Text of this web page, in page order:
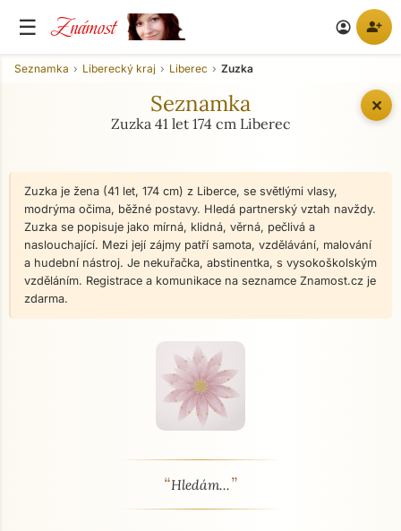
☰ Známost account_circle person_add
✕
Seznamka Liberecký kraj Liberec Zuzka
Seznamka
Zuzka 41 let 174 cm Liberec
Zuzka je žena (41 let, 174 cm) z Liberce, se světlými vlasy,
modrýma očima, běžné postavy. Hledá partnerský vztah navždy.
Zuzka se popisuje jako mírná, klidná, věrná, pečlivá a
naslouchající. Mezi její zájmy patří samota, vzdělávání, malování
a hudební nástroj. Je nekuřačka, abstinentka, s vysokoškolským
vzděláním. Registrace a komunikace na seznamce Znamost.cz je
zdarma.
O mně - seznamka profil
“Hledám...”